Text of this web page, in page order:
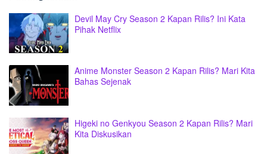
Devil May Cry Season 2 Kapan Rilis? Ini Kata
Pihak Netflix
Anime Monster Season 2 Kapan Rilis? Mari Kita
Bahas Sejenak
Higeki no Genkyou Season 2 Kapan Rilis? Mari
Kita Diskusikan